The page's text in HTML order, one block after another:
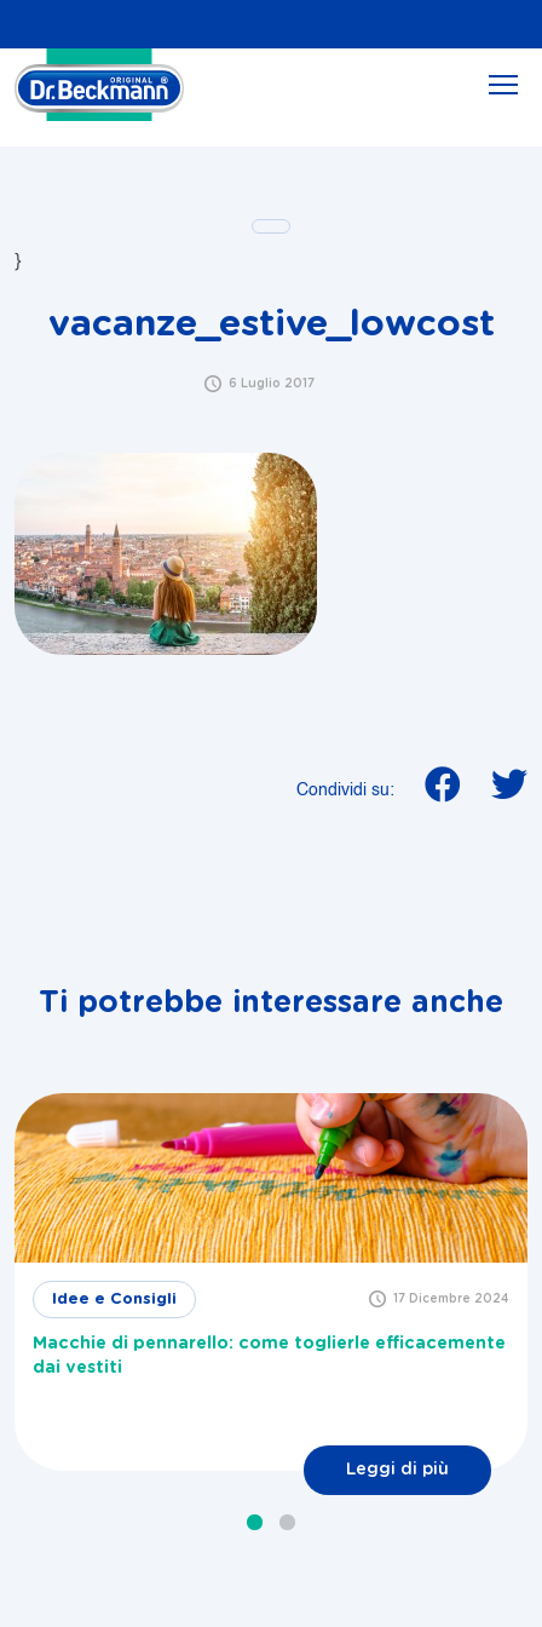
}
vacanze_estive_lowcost
6 Luglio 2017
Condividi su:
Ti potrebbe interessare anche
Idee e Consigli 17 Dicembre 2024
Macchie di pennarello: come toglierle efficacemente
dai vestiti
Leggi di più